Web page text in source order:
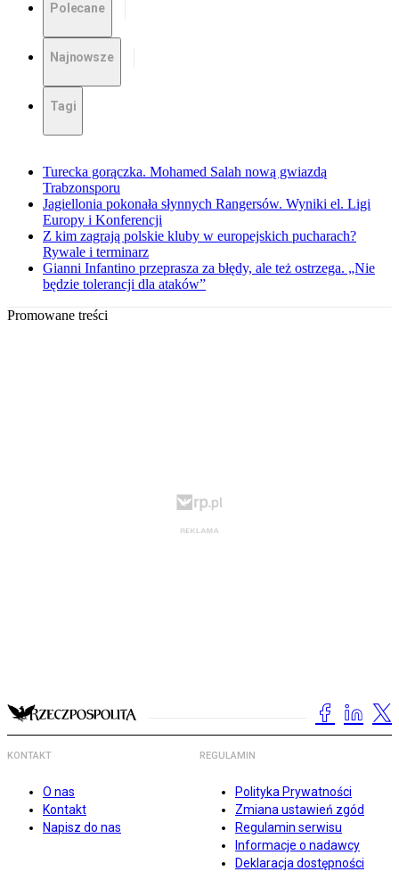
Polecane
Najnowsze
Tagi
Turecka gorączka. Mohamed Salah nową gwiazdą
Trabzonsporu
Jagiellonia pokonała słynnych Rangersów. Wyniki el. Ligi
Europy i Konferencji
Z kim zagrają polskie kluby w europejskich pucharach?
Rywale i terminarz
Gianni Infantino przeprasza za błędy, ale też ostrzega. „Nie
będzie tolerancji dla ataków”
Promowane treści
KONTAKT
O nas
Kontakt
Napisz do nas
REGULAMIN
Polityka Prywatności
Zmiana ustawień zgód
Regulamin serwisu
Informacje o nadawcy
Deklaracja dostępności